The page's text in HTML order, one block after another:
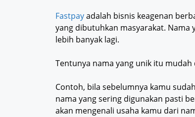
Fastpayadalah bisnis keagenan
yang dibutuhkan masyarakat. Nama
lebih banyak lagi.
Tentunya nama yang unik itu
Contoh, bila sebelumnya kamu
nama yang sering digunakan pasti
akan mengenali usaha kamu dari